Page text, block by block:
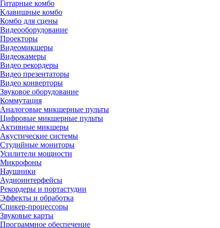
Гитарные комбо
Клавишные комбо
Комбо для сцены
Видеооборудование
Проекторы
Видеомикшеры
Видеокамеры
Видео рекордеры
Видео презентаторы
Видео конверторы
Звуковое оборудование
Коммутация
Аналоговые микшерные пульты
Цифровые микшерные пульты
Активные микшеры
Акустические системы
Студийные мониторы
Усилители мощности
Микрофоны
Наушники
Аудиоинтерфейсы
Рекордеры и портастудии
Эффекты и обработка
Спикер-процессоры
Звуковые карты
Программное обеспечение